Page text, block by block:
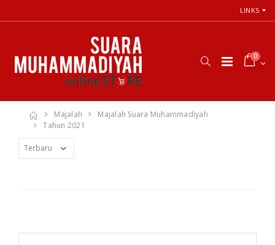
LINKS
0
Majalah
Majalah Suara Muhammadiyah
Tahun 2021